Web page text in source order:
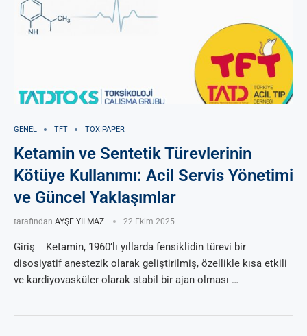
GENEL TFT TOXIPAPER
Ketamin ve Sentetik Türevlerinin
Kötüye Kullanımı: Acil Servis Yönetimi
ve Güncel Yaklaşımlar
tarafından AYŞE YILMAZ 22 Ekim 2025
Giriş Ketamin, 1960’lı yıllarda fensiklidin türevi bir
disosiyatif anestezik olarak geliştirilmiş, özellikle kısa etkili
ve kardiyovasküler olarak stabil bir ajan olması …